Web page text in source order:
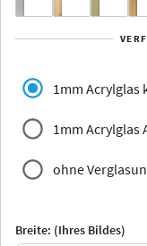
Yukon
Jersey
1mm Acrylglas
1mm Acrylglas
ohne
Breite: (Ihres Bildes)